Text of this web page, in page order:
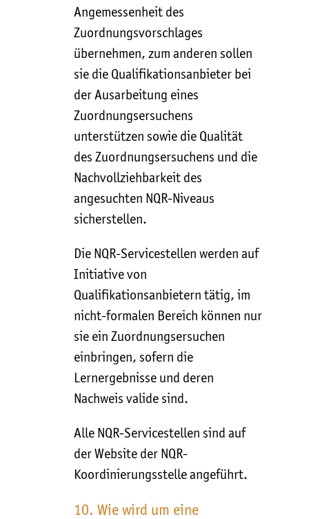
Angemessenheit des
Zuordnungsvorschlages
übernehmen, zum anderen sollen
sie die Qualifikationsanbieter bei
der Ausarbeitung eines
Zuordnungsersuchens
unterstützen sowie die Qualität
des Zuordnungsersuchens und die
Nachvollziehbarkeit des
angesuchten NQR-Niveaus
sicherstellen.
Die NQR-Servicestellen werden auf
Initiative von
Qualifikationsanbietern tätig, im
nicht-formalen Bereich können nur
sie ein Zuordnungsersuchen
einbringen, sofern die
Lernergebnisse und deren
Nachweis valide sind.
Alle NQR-Servicestellen sind auf
der Website der NQR-
Koordinierungsstelle angeführt.
10. Wie wird um eine